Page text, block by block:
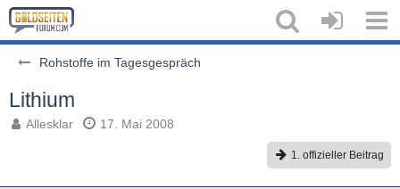
Rohstoffe im Tagesgespräch
Lithium
Allesklar 17. Mai 2008
1. offizieller Beitrag